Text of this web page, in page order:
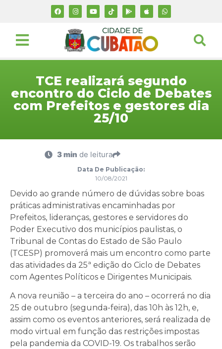
TCE realizará segundo
encontro do Ciclo de Debates
com Prefeitos e gestores dia
25/10
3 min de leitura
Data De Publicação:
10/08/2021
Devido ao grande número de dúvidas sobre boas
práticas administrativas encaminhadas por
Prefeitos, lideranças, gestores e servidores do
Poder Executivo dos municípios paulistas, o
Tribunal de Contas do Estado de São Paulo
(TCESP) promoverá mais um encontro como parte
das atividades da 25ª edição do Ciclo de Debates
com Agentes Políticos e Dirigentes Municipais.
A nova reunião – a terceira do ano – ocorrerá no dia
25 de outubro (segunda-feira), das 10h às 12h, e,
assim como os eventos anteriores, será realizada de
modo virtual em função das restrições impostas
pela pandemia da COVID-19. Os trabalhos serão